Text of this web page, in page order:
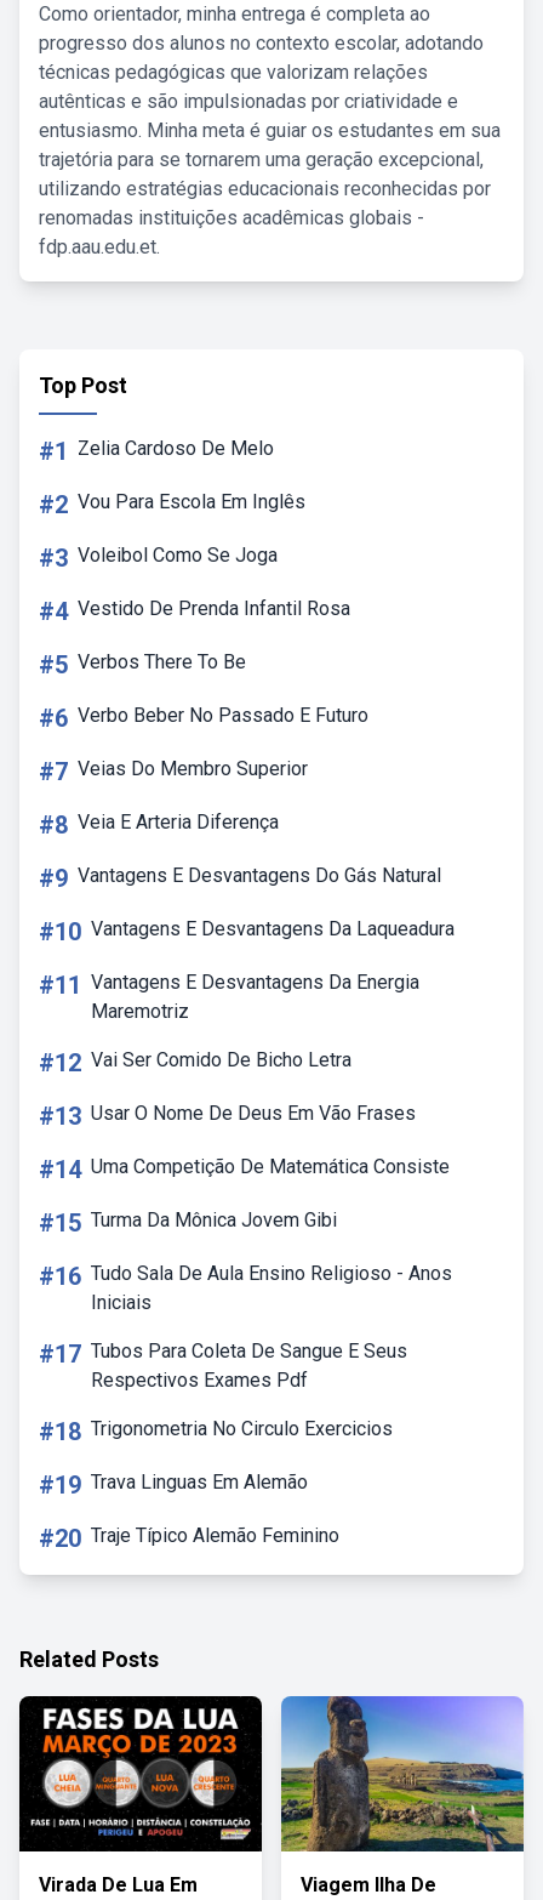
Como orientador, minha entrega é completa ao
progresso dos alunos no contexto escolar, adotando
técnicas pedagógicas que valorizam relações
autênticas e são impulsionadas por criatividade e
entusiasmo. Minha meta é guiar os estudantes em sua
trajetória para se tornarem uma geração excepcional,
utilizando estratégias educacionais reconhecidas por
renomadas instituições acadêmicas globais -
fdp.aau.edu.et.
Top Post
#1 Zelia Cardoso De Melo
#2 Vou Para Escola Em Inglês
#3 Voleibol Como Se Joga
#4 Vestido De Prenda Infantil Rosa
#5 Verbos There To Be
#6 Verbo Beber No Passado E Futuro
#7 Veias Do Membro Superior
#8 Veia E Arteria Diferença
#9 Vantagens E Desvantagens Do Gás Natural
#10 Vantagens E Desvantagens Da Laqueadura
#11 Vantagens E Desvantagens Da Energia
Maremotriz
#12 Vai Ser Comido De Bicho Letra
#13 Usar O Nome De Deus Em Vão Frases
#14 Uma Competição De Matemática Consiste
#15 Turma Da Mônica Jovem Gibi
#16 Tudo Sala De Aula Ensino Religioso - Anos
Iniciais
#17 Tubos Para Coleta De Sangue E Seus
Respectivos Exames Pdf
#18 Trigonometria No Circulo Exercicios
#19 Trava Linguas Em Alemão
#20 Traje Típico Alemão Feminino
Related Posts
Virada De Lua Em Viagem Ilha De